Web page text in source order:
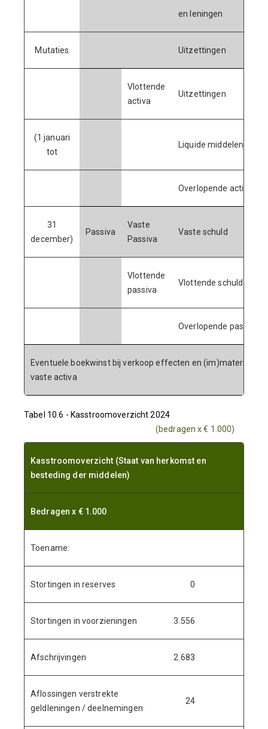
en leningen
Mutaties Uitzettingen
Vlottende
activa
Uitzettingen
(1 januari
tot
Liquide middelen
Overlopende activa
31
december)
Passiva
Vaste
Passiva
Vaste schuld
Vlottende
passiva
Vlottende schuld
Overlopende passiva
Eventuele boekwinst bij verkoop effecten en (im)materiële
vaste activa
Tabel 10.6 - Kasstroomoverzicht 2024
(bedragen x € 1.000)
Kasstroomoverzicht (Staat van herkomst en
besteding der middelen)
Bedragen x € 1.000
Toename:
Stortingen in reserves 0
Stortingen in voorzieningen 3.556
Afschrijvingen 2.683
Aflossingen verstrekte
geldleningen / deelnemingen
24